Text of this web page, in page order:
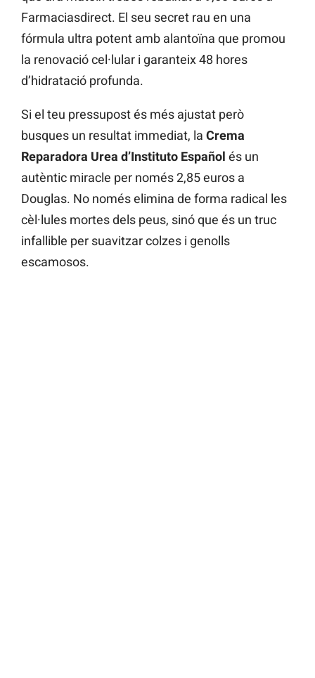
Farmaciasdirect. El seu secret rau en una
fórmula ultra potent amb alantoïna que promou
la renovació cel·lular i garanteix 48 hores
d’hidratació profunda.
Si el teu pressupost és més ajustat però
busques un resultat immediat, la Crema
Reparadora Urea d’Instituto Español és un
autèntic miracle per només 2,85 euros a
Douglas. No només elimina de forma radical les
cèl·lules mortes dels peus, sinó que és un truc
infallible per suavitzar colzes i genolls
escamosos.